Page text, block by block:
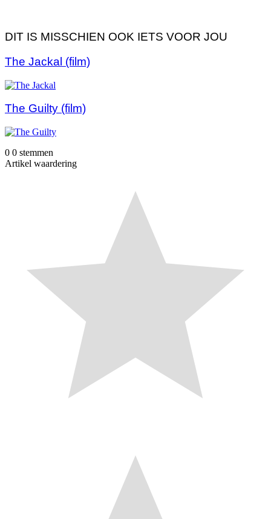
DIT IS MISSCHIEN OOK IETS VOOR JOU
The Jackal (film)
The Guilty (film)
0 0 stemmen
Artikel waardering